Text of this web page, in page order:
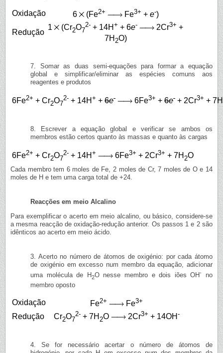
Oxidação 6 (Fe2+ Fe3+ + e-)
Redução
1 (Cr2O7
2- + 14H + + 6e- 2Cr3+ +
7H 2O)
7. Somar as duas semi-equações para formar a equação
global e simplificar/eliminar as espécies comuns aos
reagentes e produtos
6Fe2+ + Cr2O7
2- + 14H + + 6e- 6Fe3+ + 6e- + 2Cr3+ + 7H
8. Escrever a equação global e verificar se ambos os
membros estão certos quanto às massas e quanto às cargas
6Fe2+ + Cr2O7
2- + 14H + 6Fe3+ + 2Cr3+ + 7H 2O
Cada membro tem 6 moles de Fe, 2 moles de Cr, 7 moles de O e 14
moles de H e tem uma carga total de +24.
Reacções em meio Alcalino
Para exemplificar o acerto em meio alcalino, ou básico, considere-se
a mesma reacção de oxidação-redução anterior. Os passos 1 e 2 são
idênticos ao acerto em meio ácido.
3. Acerto no número de átomos de oxigénio: por cada átomo
de oxigénio em excesso num membro da equação, adicionar
uma molécula de H2O nesse membro e dois iões OH-
no
membro oposto
Oxidação Fe2+ Fe3+
Redução Cr2O7
2-+ 7H 2O 2Cr3+ + 14OH -
4. Se for necessário acertar o número de átomos de